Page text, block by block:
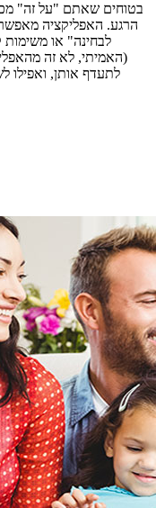
בטוחים שאתם "על זה"
הרגע. האפליקציה
לבחינה" או
(האמיתי, לא זה
לתעדף אותן, ואפילו